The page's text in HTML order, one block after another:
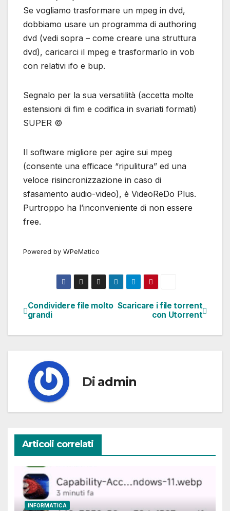
Se vogliamo trasformare un mpeg in dvd,
dobbiamo usare un programma di authoring
dvd (vedi sopra – come creare una struttura
dvd), caricarci il mpeg e trasformarlo in vob
con relativi ifo e bup.
Segnalo per la sua versatilità (accetta molte
estensioni di fim e codifica in svariati formati)
SUPER ©
Il software migliore per agire sui mpeg
(consente una efficace “ripulitura” ed una
veloce risincronizzazione in caso di
sfasamento audio-video), è VideoReDo Plus.
Purtroppo ha l’inconveniente di non essere
free.
Powered by WPeMatico
Navigazione
articoli
Scaricare i file torrent
con Utorrent
Condividere file molto
grandi
Di admin
Articoli correlati
INFORMATICA